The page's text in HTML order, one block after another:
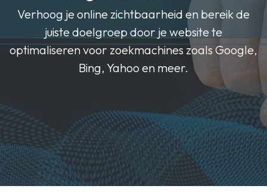
Verhoog je online zichtbaarheid en bereik de
juiste doelgroep door je website te
optimaliseren voor zoekmachines zoals Google,
Bing, Yahoo en meer.